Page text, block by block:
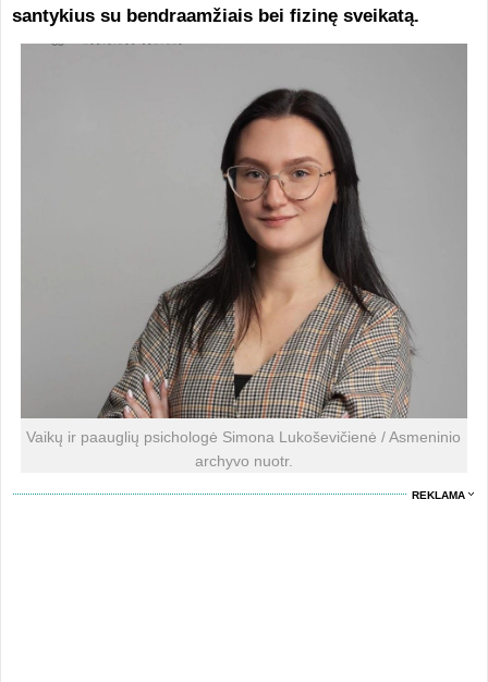
santykius su bendraamžiais bei fizinę sveikatą.
Vaikų ir paauglių psichologė Simona Lukoševičienė / Asmeninio
archyvo nuotr.
REKLAMA